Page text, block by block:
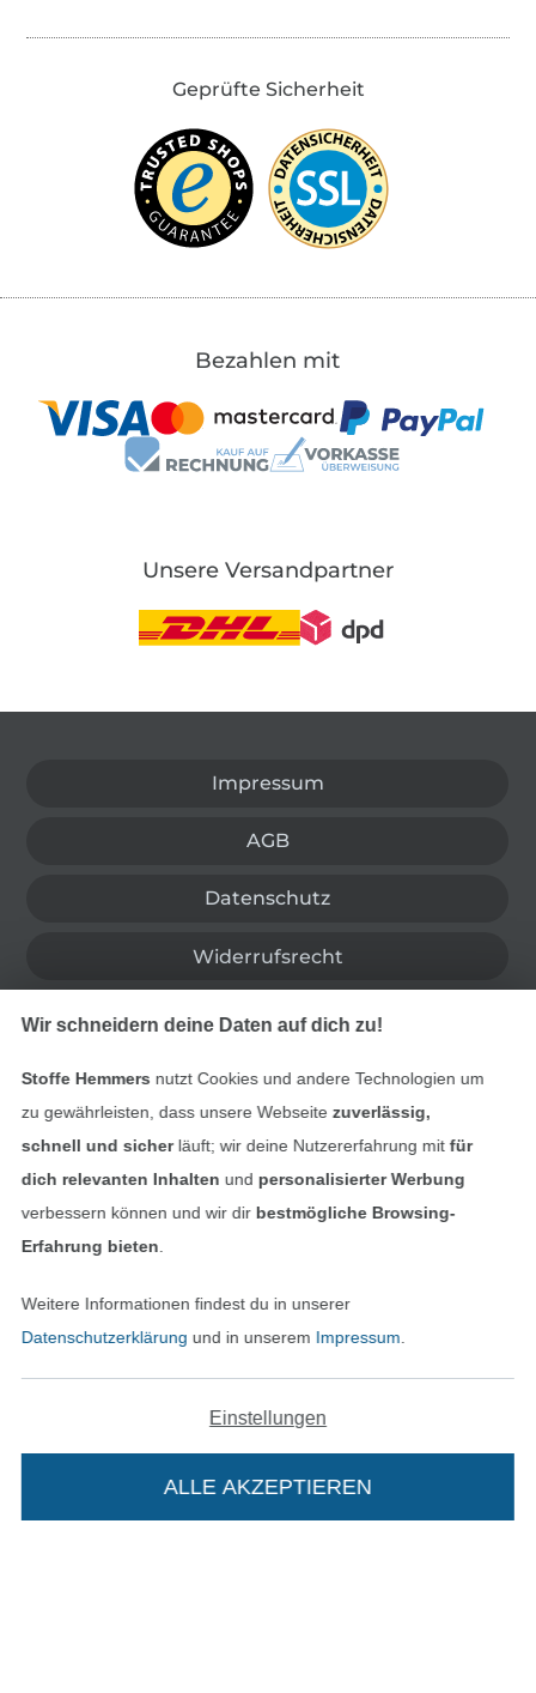
Geprüfte Sicherheit
Bezahlen mit
Unsere Versandpartner
Impressum
AGB
Datenschutz
Widerrufsrecht
Kontakt
Bestellung widerrufen
Finde mehr Inspiration
Nederlands
In den niederländischen
Français
In den
Wir schneidern deine Daten auf dich zu!
Stoffe Hemmers nutzt Cookies und andere Technologien um
zu gewährleisten, dass unsere Webseite zuverlässig,
schnell und sicherläuft; wir deine Nutzererfahrung mitfür
dich relevanten Inhalten und personalisierter Werbung
verbessern können und wir dir bestmögliche Browsing-
Erfahrung bieten
Weitere Informationen findest du in unserer
Datenschutzerklärung und in unserem Impressum
Einstellungen
ALLE AKZEPTIEREN